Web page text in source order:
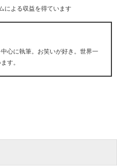
による収益を得ています
心に執筆。お笑いが好き。世界一
す。